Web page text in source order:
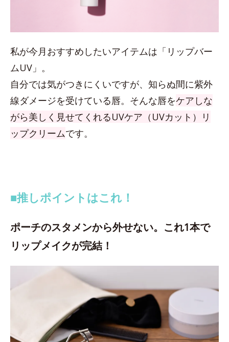
私が今月おすすめしたいアイテムは「リップバー
ムUV」。
自分では気がつきにくいですが、知らぬ間に紫外
線ダメージを受けている唇。そんな唇をケアしな
がら美しく見せてくれるUVケア（UVカット）リ
ップクリームです。
■推しポイントはこれ！
ポーチのスタメンから外せない。これ1本で
リップメイクが完結！